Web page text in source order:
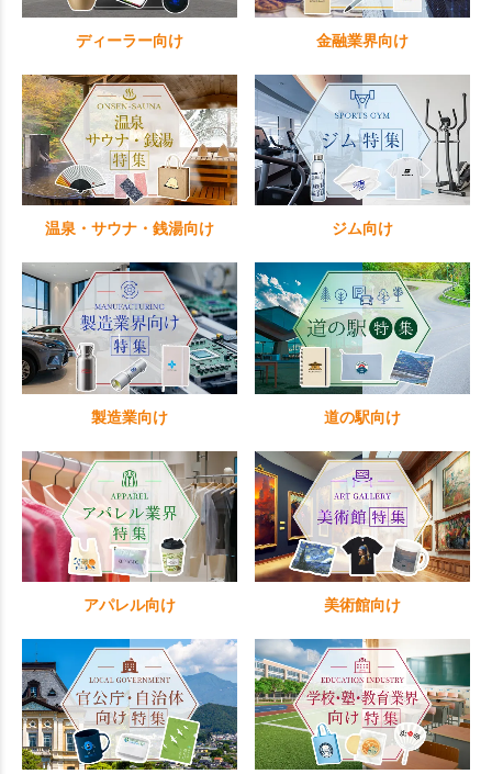
ディーラー向け 金融業界向け
温泉・サウナ・銭湯向け ジム向け
製造業向け 道の駅向け
アパレル向け 美術館向け